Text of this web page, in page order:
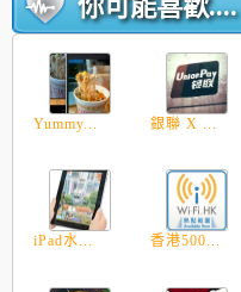
你可能喜歡....
Yummy... 銀聯 X ...
iPad水... 香港500...